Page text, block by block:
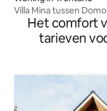
Villa Mina tussen
Het comfort
tarieven